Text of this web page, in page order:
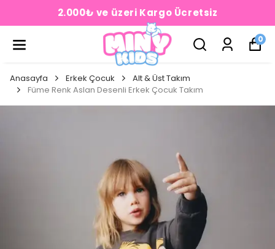
2.000₺ ve üzeri Kargo Ücretsiz
0
Anasayfa Erkek Çocuk
Alt & Üst Takım
Füme Renk Aslan Desenli Erkek Çocuk Takım